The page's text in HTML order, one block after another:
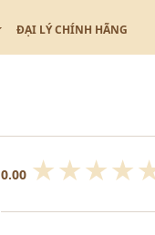
ĐẠI LÝ CHÍNH HÃNG
0.00 ★★★★